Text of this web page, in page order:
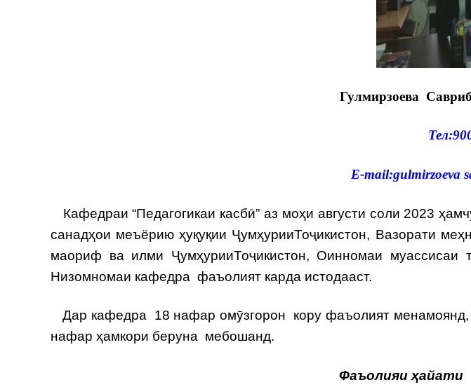
Гулмирзоева
E-mail:gulmirzoeva
Кафедраи “Педагогикаи касбӣ” аз моҳи августи соли 2023
санадҳои меъёрию ҳуқуқии ҶумҳурииТоҷикистон, Вазорати
маориф ва илми ҶумҳурииТоҷикистон, Оинномаи
Низомномаи кафедра фаъолият карда истодааст.
Дар кафедра 18 нафар омӯзгорон кору фаъолият
нафар ҳамкори беруна мебошанд.
Фаъолияи ҳайати